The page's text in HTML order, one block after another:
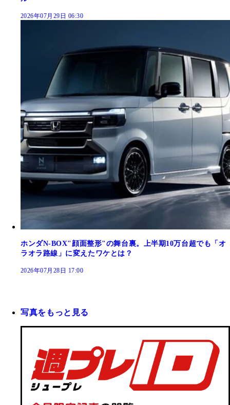
2026年07月29日 06:30
ホンダN-BOX"顔面整形"の舞台裏。上半期10万台超でも「オ
ラオラ路線」に変えたワケとは？
2026年07月28日 17:00
写真をもっと見る